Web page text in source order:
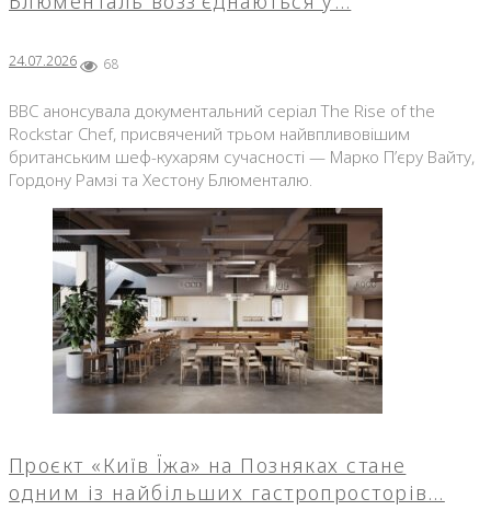
24.07.2026 68
BBC анонсувала документальний серіал The Rise of the
Rockstar Chef, присвячений трьом найвпливовішим
британським шеф-кухарям сучасності — Марко П’єру Вайту,
Гордону Рамзі та Хестону Блюменталю.
Проєкт «Київ Їжа» на Позняках стане
одним із найбільших гастропросторів…